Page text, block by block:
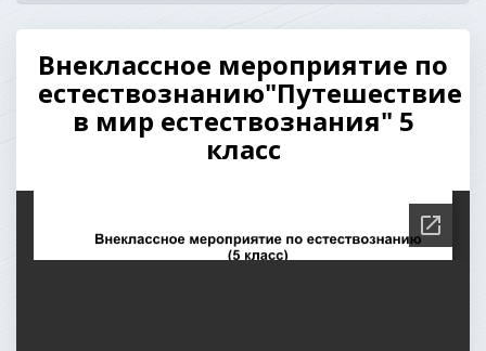
Внеклассное мероприятие по
естествознанию"Путешествие
в мир естествознания" 5
класс